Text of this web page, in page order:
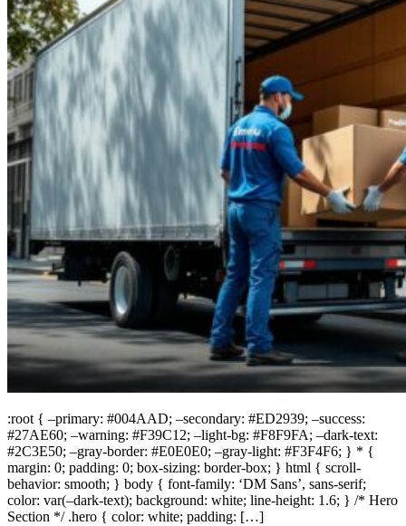
:root { –primary: #004AAD; –secondary: #ED2939; –success:
#27AE60; –warning: #F39C12; –light-bg: #F8F9FA; –dark-text:
#2C3E50; –gray-border: #E0E0E0; –gray-light: #F3F4F6; } * {
margin: 0; padding: 0; box-sizing: border-box; } html { scroll-
behavior: smooth; } body { font-family: ‘DM Sans’, sans-serif;
color: var(–dark-text); background: white; line-height: 1.6; } /* Hero
Section */ .hero { color: white; padding: […]